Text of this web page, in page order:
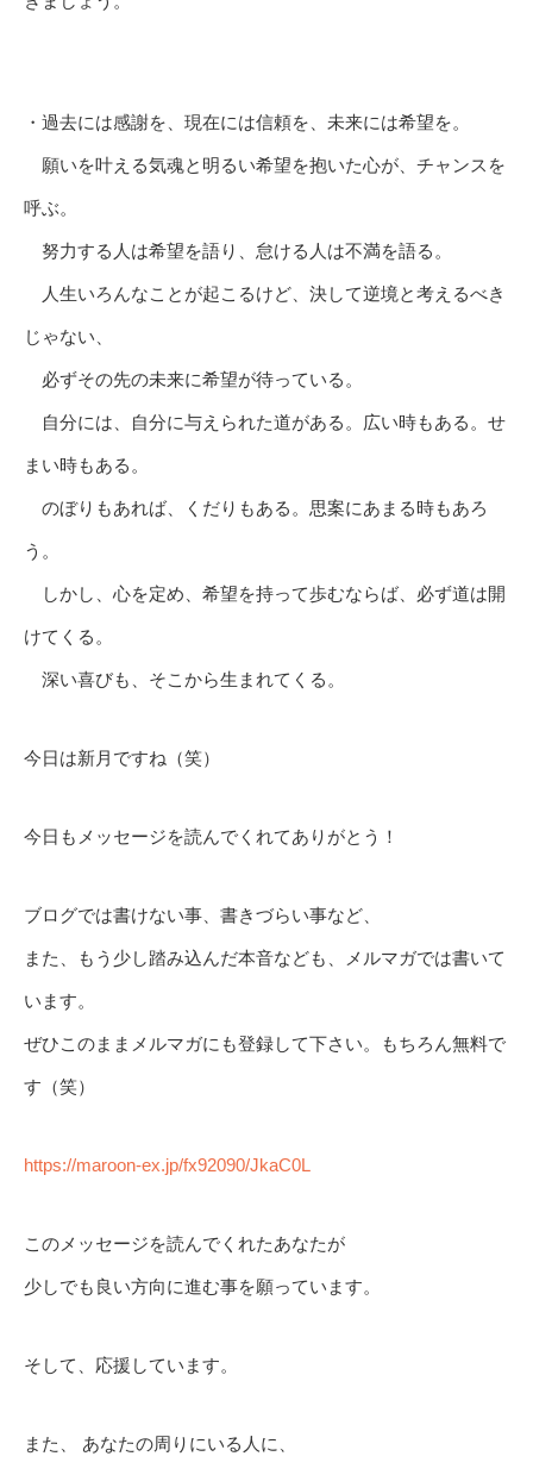
・過去には感謝を、現在には信頼を、未来には希望を。
願いを叶える気魂と明るい希望を抱いた心が、チャンスを
呼ぶ。
努力する人は希望を語り、怠ける人は不満を語る。
人生いろんなことが起こるけど、決して逆境と考えるべき
じゃない、
必ずその先の未来に希望が待っている。
自分には、自分に与えられた道がある。広い時もある。せ
まい時もある。
のぼりもあれば、くだりもある。思案にあまる時もあろ
う。
しかし、心を定め、希望を持って歩むならば、必ず道は開
けてくる。
深い喜びも、そこから生まれてくる。
今日は新月ですね（笑）
今日もメッセージを読んでくれてありがとう！
ブログでは書けない事、書きづらい事など、
また、もう少し踏み込んだ本音なども、メルマガでは書いて
います。
ぜひこのままメルマガにも登録して下さい。もちろん無料で
す（笑）
https://maroon-ex.jp/fx92090/JkaC0L
このメッセージを読んでくれたあなたが
少しでも良い方向に進む事を願っています。
そして、応援しています。
また、 あなたの周りにいる人に、